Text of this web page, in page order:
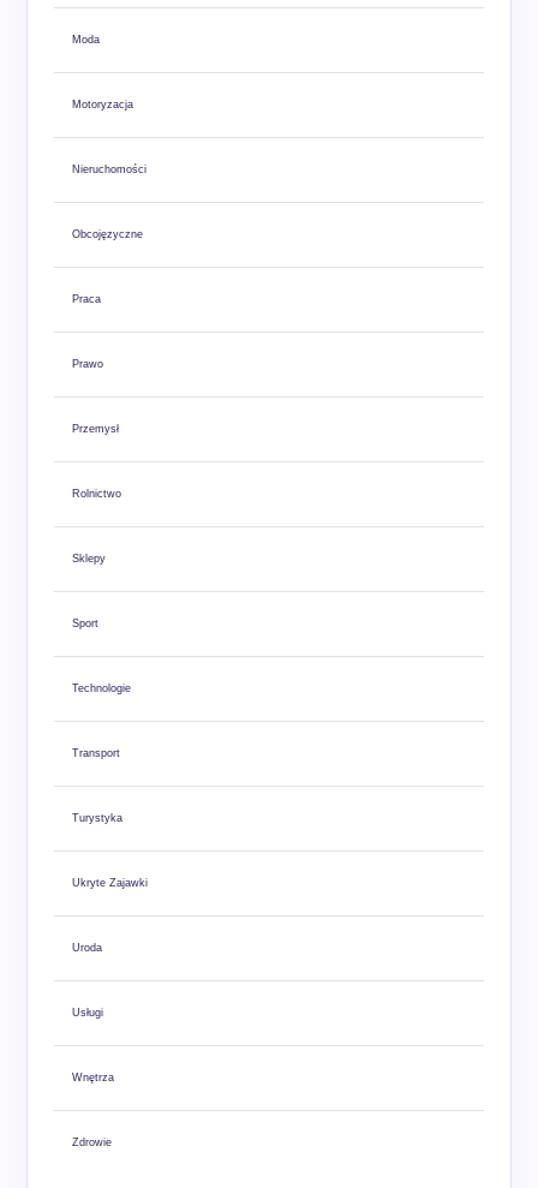
Moda
Motoryzacja
Nieruchomości
Obcojęzyczne
Praca
Prawo
Przemysł
Rolnictwo
Sklepy
Sport
Technologie
Transport
Turystyka
Ukryte Zajawki
Uroda
Usługi
Wnętrza
Zdrowie